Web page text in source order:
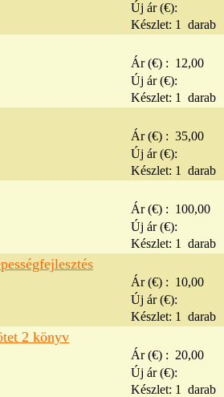
Új ár (€):
Készlet: 1 darab
Ár (€) : 12,00
Új ár (€):
Készlet: 1 darab
Ár (€) : 35,00
Új ár (€):
Készlet: 1 darab
Ár (€) : 100,00
Új ár (€):
Készlet: 1 darab
Ár (€) : 10,00
Új ár (€):
Készlet: 1 darab
2 könyv
Ár (€) : 20,00
Új ár (€):
Készlet: 1 darab